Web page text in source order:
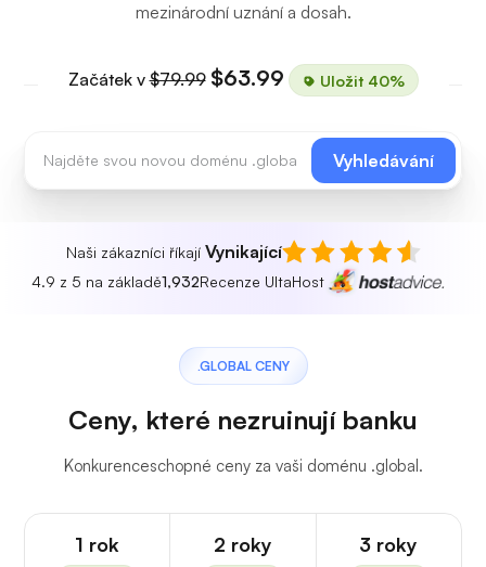
mezinárodní uznání a dosah.
Začátek v$79.99 $63.99 Uložit 40%
Vyhledávání
Naši zákazníci říkají Vynikající
4.9 z 5 na základě1,932Recenze UltaHost
.GLOBAL CENY
Ceny, které nezruinují banku
Konkurenceschopné ceny za vaši doménu .global.
1 rok 2 roky 3 roky